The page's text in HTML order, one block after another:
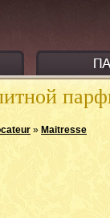
» Maitresse